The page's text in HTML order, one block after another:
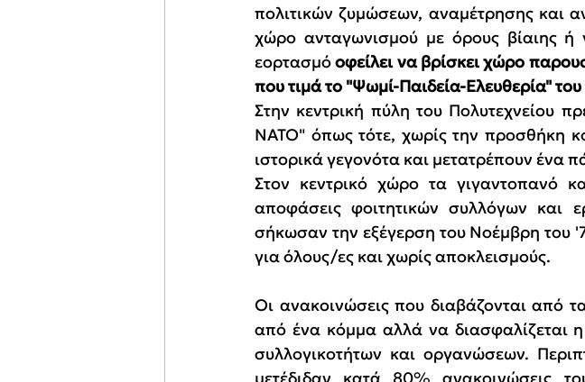
πολιτικών ζυμώσεων, αναμέτρησης και
χώρο ανταγωνισμού με όρους βίαιης ή
εορτασμό οφείλει να βρίσκει χώρο
που τιμά το "Ψωμί-Παιδεία-Ελευθερία"
Στην κεντρική πύλη του Πολυτεχνείου
ΝΑΤΟ" όπως τότε, χωρίς την προσθήκη
ιστορικά γεγονότα και μετατρέπουν
Στον κεντρικό χώρο τα γιγαντοπανό
αποφάσεις φοιτητικών συλλόγων και
σήκωσαν την εξέγερση του Νοέμβρη του
για όλους/ες και χωρίς αποκλεισμούς.
Οι ανακοινώσεις που διαβάζονται από
από ένα κόμμα αλλά να
συλλογικοτήτων και οργανώσεων.